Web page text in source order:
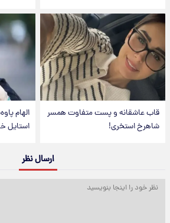
قاب عاشقانه و پست متفاوت همسر
شاهرخ استخری!
الهام
استایل
ارسال نظر